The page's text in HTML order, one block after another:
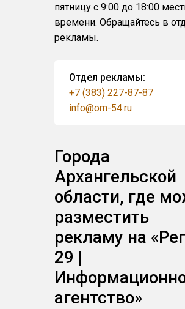
пятницу с 9:00 до 18:00
времени. Обращайтесь в
рекламы.
Отдел рекламы:
+7 (383) 227-87-87
info@om-54.ru
Города
Архангельской
области, где
разместить
рекламу на
29 |
агентство»